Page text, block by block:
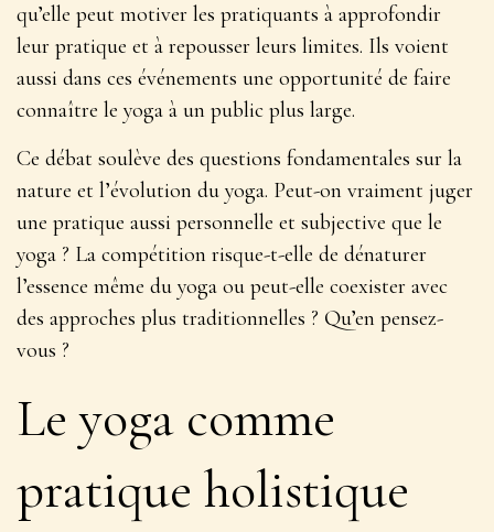
qu’elle peut motiver les pratiquants à approfondir
leur pratique et à repousser leurs limites. Ils voient
aussi dans ces événements une opportunité de faire
connaître le yoga à un public plus large.
Ce débat soulève des questions fondamentales sur la
nature et l’évolution du yoga. Peut-on vraiment juger
une pratique aussi personnelle et subjective que le
yoga ? La compétition risque-t-elle de dénaturer
l’essence même du yoga ou peut-elle coexister avec
des approches plus traditionnelles ? Qu’en pensez-
vous ?
Le yoga comme
pratique holistique